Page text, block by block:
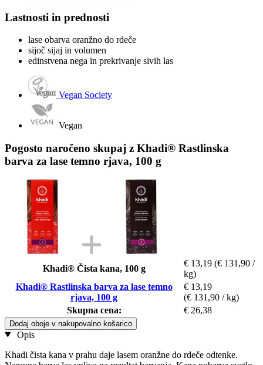
Lastnosti in prednosti
lase obarva oranžno do rdeče
sijoč sijaj in volumen
edinstvena nega in prekrivanje sivih las
Vegan Society
Vegan
Pogosto naročeno skupaj z Khadi® Rastlinska
barva za lase temno rjava, 100 g
Khadi® Čista kana, 100 g
€ 13,19 (€ 131,90 /
kg)
Khadi® Rastlinska barva za lase temno
rjava, 100 g
€ 13,19
(€ 131,90 / kg)
Skupna cena:
€ 26,38
Dodaj oboje v nakupovalno košarico
Opis
Khadi čista kana v prahu daje lasem oranžne do rdeče odtenke.